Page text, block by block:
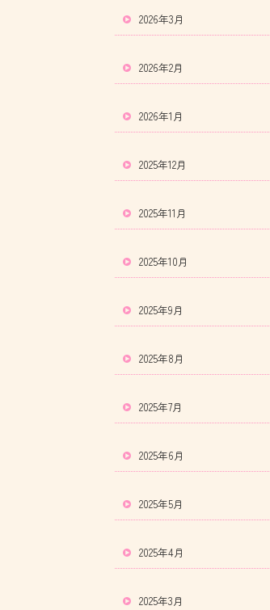
2026年3月
2026年2月
2026年1月
2025年12月
2025年11月
2025年10月
2025年9月
2025年8月
2025年7月
2025年6月
2025年5月
2025年4月
2025年3月